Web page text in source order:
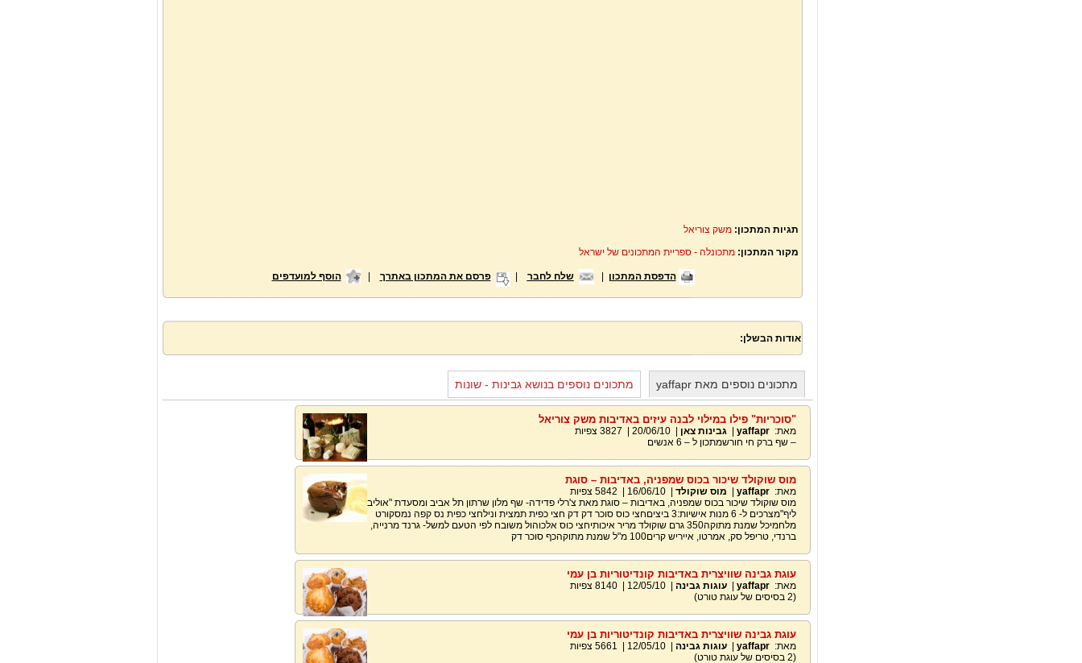
תגיות המתכון:משק צוריאל
מקור המתכון:מתכונלה - ספריית המתכונים של ישראל
הדפסת המתכון שלח לחבר פרסם את המתכון באתרך | הוסף למועדפים
אודות הבשלן:
מתכונים נוספים מאת yaffapr מתכונים נוספים בנושא גבינות - שונות
"סוכריות" פילו במילוי לבנה עיזים באדיבות משק צוריאל
מאת: yaffapr
|גבינות צאן |
20/06/10
3827 צפיות
– שף ברק חי חורשמתכון ל – 6 אנשים
מוס שוקולד שיכור בכוס שמפניה, באדיבות – סוגת
מאת: yaffapr מוס שוקולד |
16/06/10
5842 צפיות
מוס שוקולד שיכור בכוס שמפניה, באדיבות – סוגת מאת צ'רלי פדידה- שף מלון שרתון תל אביב ומסעדת "אוליב
ליף"מצרכים ל- 6 מנות אישיות:3 ביציםחצי כוס סוכר דק דק חצי כפית תמצית ונילחצי כפית נס קפה נמסקורט
מלחמיכל שמנת מתוקה350 גרם שוקולד מריר איכותיחצי כוס אלכוהול משובח לפי הטעם למשל- גרנד מרנייה,
ברנדי, טריפל סק, אמרטו, אייריש קרים100 מ"ל שמנת מתוקהכף סוכר דק
עוגת גבינה שוויצרית באדיבות קונדיטוריות בן עמי
מאת: yaffapr
|עוגות גבינה |
12/05/10
|
8140 צפיות
(2 בסיסים של עוגת טורט)
עוגת גבינה שוויצרית באדיבות קונדיטוריות בן עמי
מאת: yaffapr
|עוגות גבינה |
12/05/10
5661 צפיות
(2 בסיסים של עוגת טורט)